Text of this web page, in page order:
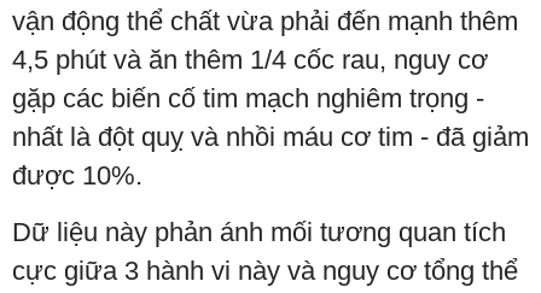
vận động thể chất vừa phải đến mạnh thêm
4,5 phút và ăn thêm 1/4 cốc rau, nguy cơ
gặp các biến cố tim mạch nghiêm trọng -
nhất là đột quỵ và nhồi máu cơ tim - đã giảm
được 10%.
Dữ liệu này phản ánh mối tương quan tích
cực giữa 3 hành vi này và nguy cơ tổng thể